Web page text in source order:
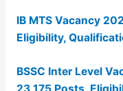
IB MTS Vacancy
Eligibility,
BSSC Inter Level